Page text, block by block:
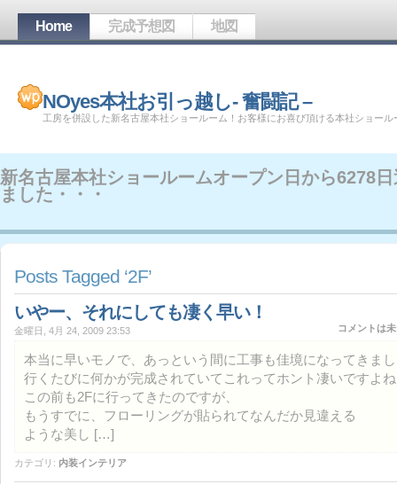
Home 完成予想図 地図
NOyes本社お引っ越し- 奮闘記 –
工房を併設した新名古屋本社ショールーム！お客様にお喜び頂ける本社ショール
新名古屋本社ショールームオープン日から6278
ました・・・
Posts Tagged ‘2F’
いやー、それにしても凄く早い！
金曜日, 4月 24, 2009 23:53 コメントは
本当に早いモノで、あっという間に工事も佳境になってきま
行くたびに何かが完成されていてこれってホント凄いですよ
この前も2Fに行ってきたのですが、
もうすでに、フローリングが貼られてなんだか見違える
ような美し […]
カテゴリ: 内装インテリア